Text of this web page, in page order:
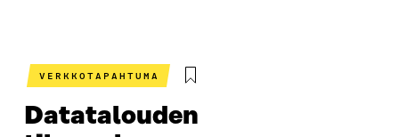
VERKKOTAPAHTUMA
Datatalouden